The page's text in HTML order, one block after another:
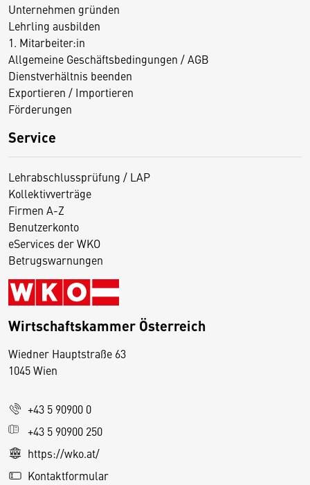
Unternehmen gründen
Lehrling ausbilden
1. Mitarbeiter:in
Allgemeine Geschäftsbedingungen / AGB
Dienstverhältnis beenden
Exportieren / Importieren
Förderungen
Service
Lehrabschlussprüfung / LAP
Kollektivverträge
Firmen A-Z
Benutzerkonto
eServices der WKO
Betrugswarnungen
Wirtschaftskammer Österreich
Wiedner Hauptstraße 63
1045 Wien
+43 5 90900 0
+43 5 90900 250
https://wko.at/
Kontaktformular
D
s
e
S
e